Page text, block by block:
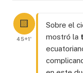
🟨
45+1'
Sobre el
mostró la